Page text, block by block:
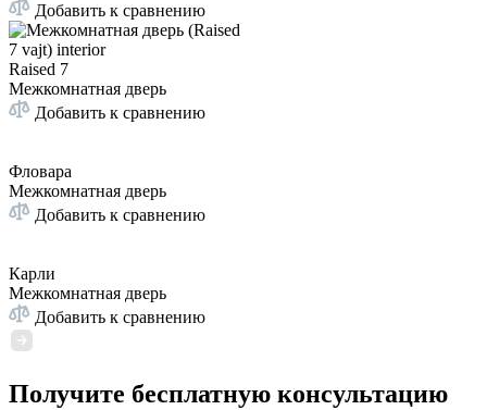
Добавить к сравнению
Raised 7
Межкомнатная дверь
Добавить к сравнению
Фловара
Межкомнатная дверь
Добавить к сравнению
Карли
Межкомнатная дверь
Добавить к сравнению
Получите бесплатную консультацию